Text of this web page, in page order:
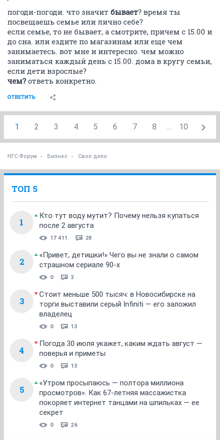
погоди-погоди. что значит бывает? время ты
посвещаешь семье или лично себе?
если семье, то не бывает, а смотрите, причем с 15.00 и
до сна. или ездите по магазинам или еще чем
занимаетесь. вот мне и интересно. чем можно
заниматься каждый день с 15.00. дома в кругу семьи,
если дети взрослые?
чем? ответь конкретно.
ОТВЕТИТЬ
1 2 3 4 5 6 7 8 ... 10
НГС.Форум Бизнес Свое дело
ТОП 5
1
Кто тут воду мутит? Почему нельзя купаться
после 2 августа
17 411 28
2
«Привет, детишки!» Чего вы не знали о самом
страшном сериале 90-х
0 3
3
Стоит меньше 500 тысяч: в Новосибирске на
торги выставили серый Infiniti — его заложил
владелец
0 13
4
Погода 30 июля укажет, каким ждать август —
поверья и приметы
0 13
5
«Утром просыпаюсь — полтора миллиона
просмотров». Как 67-летняя массажистка
покоряет интернет танцами на шпильках — ее
секрет
0 26